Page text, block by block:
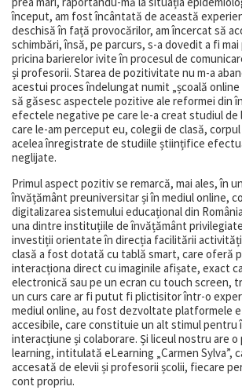
început, am fost încântată de această
deschisă în față provocărilor, am încercat să
schimbări, însă, pe parcurs, s-a dovedit a fi
pricina barierelor ivite în procesul de
și profesorii. Starea de pozitivitate nu m-a
acestui proces îndelungat numit „școală
să găsesc aspectele pozitive ale reformei din
efectele negative pe care le-a creat studiul de
care le-am perceput eu, colegii de clasă,
acelea înregistrate de studiile științifice
neglijate.
Primul aspect pozitiv se remarcă, mai ales, în
învățământ preuniversitar și în mediul online,
digitalizarea sistemului educațional din
una dintre instituțiile de învățământ
investiții orientate în direcția facilitării
clasă a fost dotată cu tablă smart, care oferă
interacționa direct cu imaginile afișate, exact
electronică sau pe un ecran cu touch screen,
un curs care ar fi putut fi plictisitor într-o
mediul online, au fost dezvoltate platformele
accesibile, care constituie un alt stimul pentru
interacțiune și colaborare. Și liceul nostru are
learning, intitulată eLearning „Carmen Sylva”,
accesată de elevii și profesorii școlii, fiecare
cont propriu.